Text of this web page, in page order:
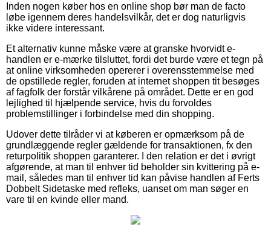
Inden nogen køber hos en online shop bør man de facto
løbe igennem deres handelsvilkår, det er dog naturligvis
ikke videre interessant.
Et alternativ kunne måske være at granske hvorvidt e-
handlen er e-mærke tilsluttet, fordi det burde være et tegn på
at online virksomheden opererer i overensstemmelse med
de opstillede regler, foruden at internet shoppen tit besøges
af fagfolk der forstår vilkårene på området. Dette er en god
lejlighed til hjælpende service, hvis du forvoldes
problemstillinger i forbindelse med din shopping.
Udover dette tilråder vi at køberen er opmærksom på de
grundlæggende regler gældende for transaktionen, fx den
returpolitik shoppen garanterer. I den relation er det i øvrigt
afgørende, at man til enhver tid beholder sin kvittering på e-
mail, således man til enhver tid kan påvise handlen af Ferts
Dobbelt Sidetaske med refleks, uanset om man søger en
vare til en kvinde eller mand.